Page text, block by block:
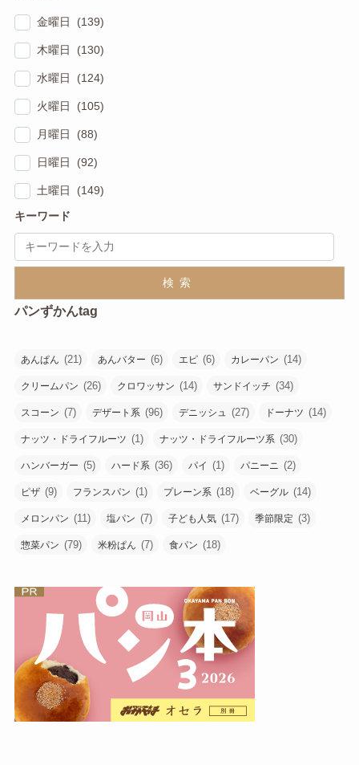
金曜日 (139)
木曜日 (130)
水曜日 (124)
火曜日 (105)
月曜日 (88)
日曜日 (92)
土曜日 (149)
キーワード
検索
パンずかんtag
あんぱん (21) あんバター (6) エピ (6) カレーパン (14)
クリームパン (26) クロワッサン (14) サンドイッチ (34)
スコーン (7) デザート系 (96) デニッシュ (27) ドーナツ (14)
ナッツ・ドライフルーツ (1) ナッツ・ドライフルーツ系 (30)
ハンバーガー (5) ハード系 (36) パイ (1) パニーニ (2)
ピザ (9) フランスパン (1) プレーン系 (18) ベーグル (14)
メロンパン (11) 塩パン (7) 子ども人気 (17) 季節限定 (3)
惣菜パン (79) 米粉ぱん (7) 食パン (18)